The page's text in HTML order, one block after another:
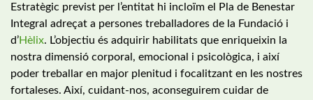
Estratègic previst per l’entitat hi incloïm el Pla de Benestar
Integral adreçat a persones treballadores de la Fundació i
d’Hèlix. L’objectiu és adquirir habilitats que enriqueixin la
nostra dimensió corporal, emocional i psicològica, i així
poder treballar en major plenitud i focalitzant en les nostres
fortaleses. Així, cuidant-nos, aconseguirem cuidar de